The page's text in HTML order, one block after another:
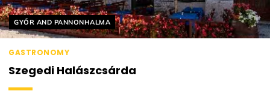
Helyszín címkék:
GYŐR AND PANNONHALMA
GASTRONOMY
Szegedi Halászcsárda